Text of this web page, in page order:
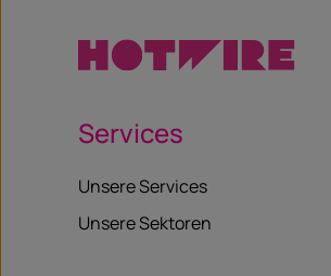
Services
Unsere Services
Unsere Sektoren